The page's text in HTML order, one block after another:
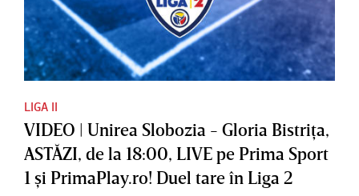
LIGA II
VIDEO | Unirea Slobozia - Gloria Bistriţa,
ASTĂZI, de la 18:00, LIVE pe Prima Sport
1 şi PrimaPlay.ro! Duel tare în Liga 2